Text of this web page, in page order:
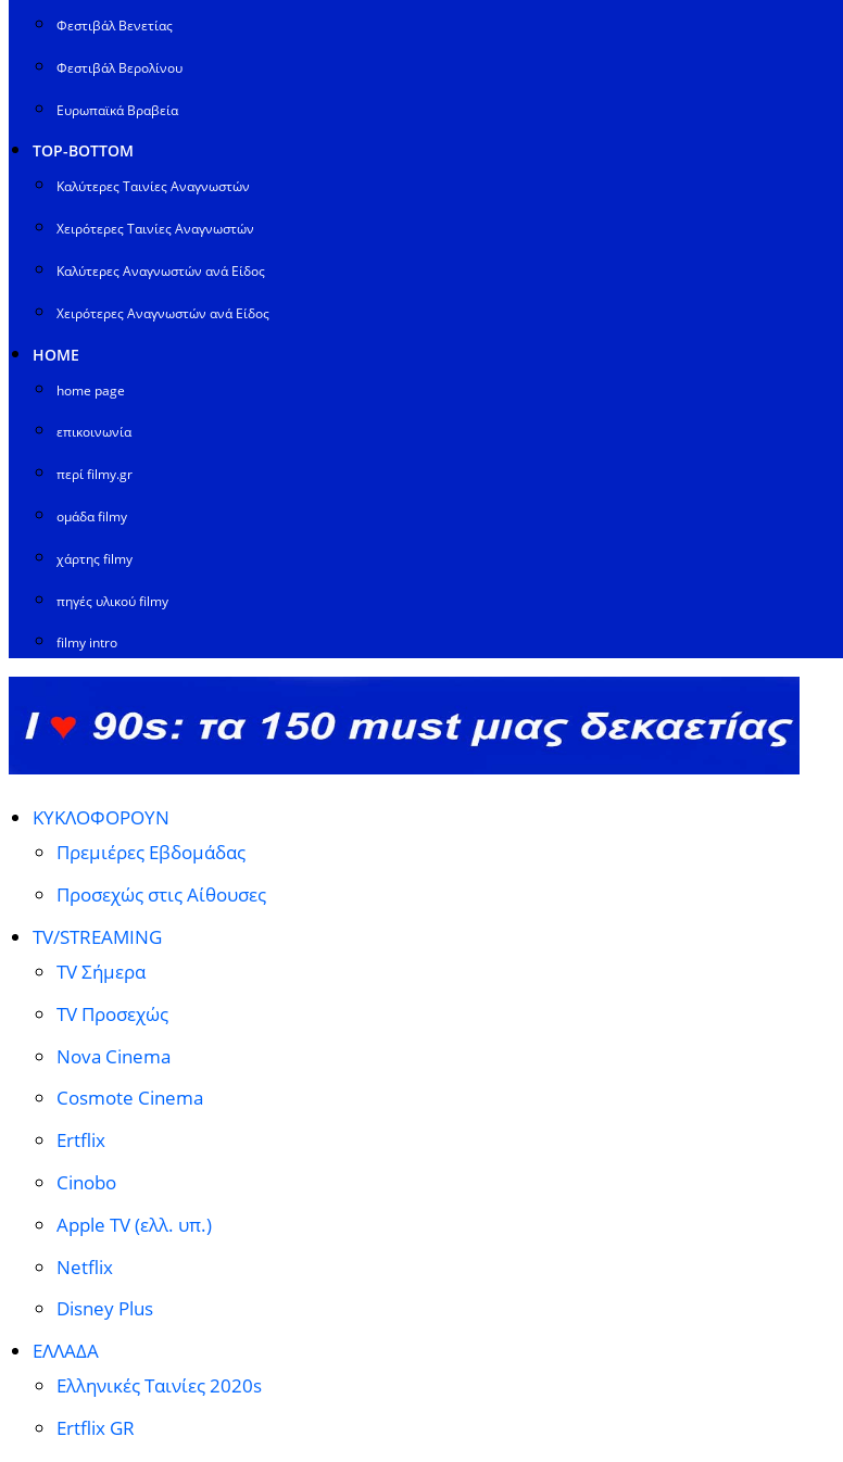
Φεστιβάλ Βενετίας
Φεστιβάλ Βερολίνου
Ευρωπαϊκά Βραβεία
TOP-BOTTOM
Καλύτερες Ταινίες Αναγνωστών
Χειρότερες Ταινίες Αναγνωστών
Καλύτερες Αναγνωστών ανά Είδος
Χειρότερες Αναγνωστών ανά Είδος
HOME
home page
επικοινωνία
περί filmy.gr
ομάδα filmy
χάρτης filmy
πηγές υλικού filmy
filmy intro
ΚΥΚΛΟΦΟΡΟΥΝ
Πρεμιέρες Εβδομάδας
Προσεχώς στις Αίθουσες
TV/STREAMING
TV Σήμερα
TV Προσεχώς
Nova Cinema
Cosmote Cinema
Ertflix
Cinobo
Apple TV (ελλ. υπ.)
Netflix
Disney Plus
ΕΛΛΑΔΑ
Ελληνικές Ταινίες 2020s
Ertflix GR